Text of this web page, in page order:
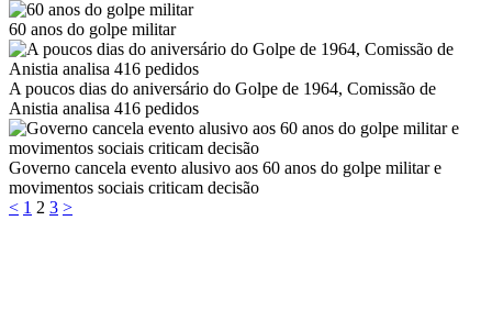
60 anos do golpe militar
A poucos dias do aniversário do Golpe de 1964, Comissão de
Anistia analisa 416 pedidos
Governo cancela evento alusivo aos 60 anos do golpe militar e
movimentos sociais criticam decisão
Paginação
< Page
1 Page
2 Page
3 >